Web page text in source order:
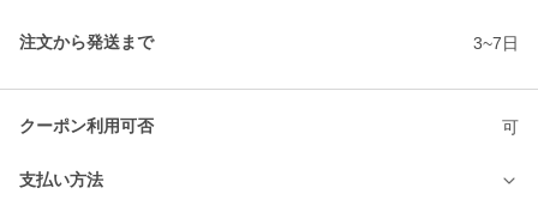
注文から発送まで 3~7日
クーポン利用可否 可
支払い方法